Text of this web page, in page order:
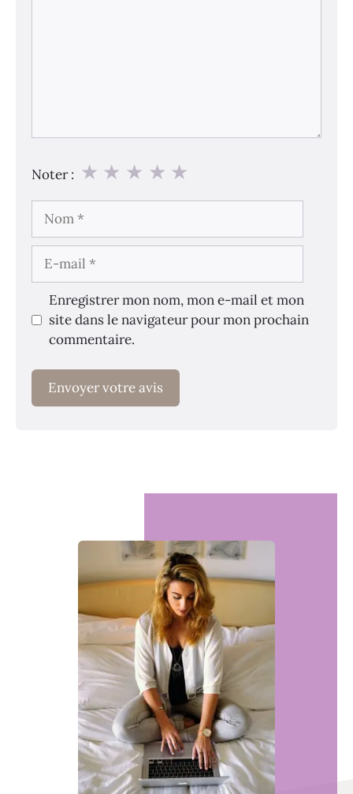
Noter : ★
★
★
★
★
mail
Enregistrer mon nom, mon e-mail et mon
site dans le navigateur pour mon prochain
commentaire.